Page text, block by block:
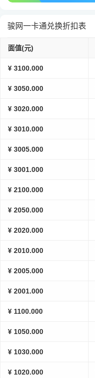
骏网一卡通兑换折扣表
面值(元)
¥ 3100.000
¥ 3050.000
¥ 3020.000
¥ 3010.000
¥ 3005.000
¥ 3001.000
¥ 2100.000
¥ 2050.000
¥ 2020.000
¥ 2010.000
¥ 2005.000
¥ 2001.000
¥ 1100.000
¥ 1050.000
¥ 1030.000
¥ 1020.000